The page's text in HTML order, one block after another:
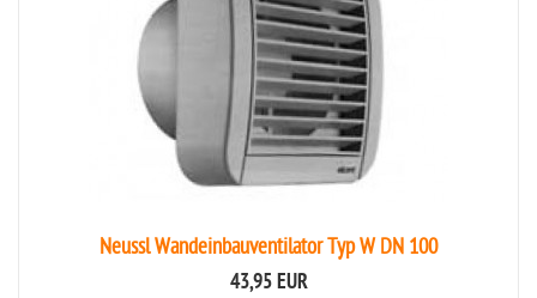
Neussl Wandeinbauventilator Typ W DN 100
43,95 EUR